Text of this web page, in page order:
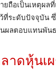
ยถือเป็นเหตุผล
ที่ระดับปัจจุบัน
ผลตอบแทนพัน
าดหุ้นเ